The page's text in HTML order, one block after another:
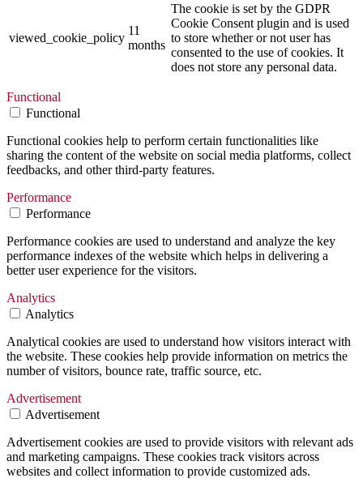
viewed_cookie_policy
11
months
The cookie is set by the GDPR
Cookie Consent plugin and is used
to store whether or not user has
consented to the use of cookies. It
does not store any personal data.
Functional
Functional
Functional cookies help to perform certain functionalities like
sharing the content of the website on social media platforms, collect
feedbacks, and other third-party features.
Performance
Performance
Performance cookies are used to understand and analyze the key
performance indexes of the website which helps in delivering a
better user experience for the visitors.
Analytics
Analytics
Analytical cookies are used to understand how visitors interact with
the website. These cookies help provide information on metrics the
number of visitors, bounce rate, traffic source, etc.
Advertisement
Advertisement
Advertisement cookies are used to provide visitors with relevant ads
and marketing campaigns. These cookies track visitors across
websites and collect information to provide customized ads.